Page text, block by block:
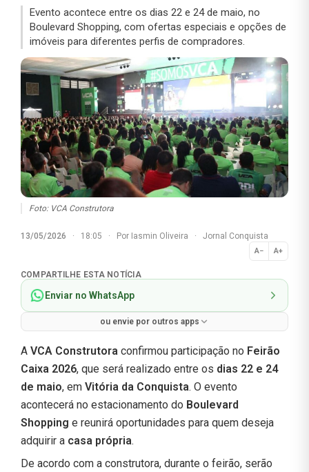
Evento acontece entre os dias 22 e 24 de maio, no
Boulevard Shopping, com ofertas especiais e opções de
imóveis para diferentes perfis de compradores.
Foto: VCA Construtora
13/05/2026 · 18:05 · Por Iasmin Oliveira · Jornal Conquista
A− A+
Normal
COMPARTILHE ESTA NOTÍCIA
Enviar no WhatsApp
ou envie por outros apps
A VCA Construtora confirmou participação no Feirão
Caixa 2026, que será realizado entre os dias 22 e 24
de maio, em Vitória da Conquista. O evento
acontecerá no estacionamento do Boulevard
Shopping e reunirá oportunidades para quem deseja
adquirir a casa própria.
De acordo com a construtora, durante o feirão, serão